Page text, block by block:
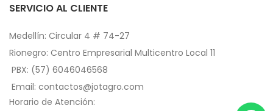
SERVICIO AL CLIENTE
Medellín: Circular 4 # 74-27
Rionegro: Centro Empresarial Multicentro Local 11
PBX: (57) 6046046568
Email: contactos@jotagro.com
Horario de Atención: